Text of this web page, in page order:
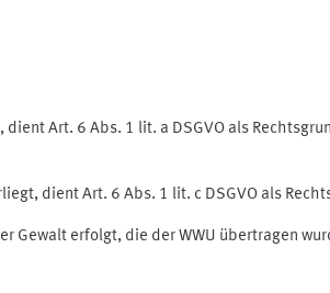
Art. 6 Abs. 1 lit. a DSGVO als
dient Art. 6 Abs. 1 lit. c DSGVO als
erfolgt, die der WWU übertragen